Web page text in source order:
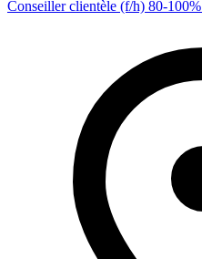
Conseiller clientèle (f/h) 80-